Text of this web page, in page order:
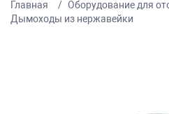
Главная
Оборудование для
Дымоходы из нержавейки